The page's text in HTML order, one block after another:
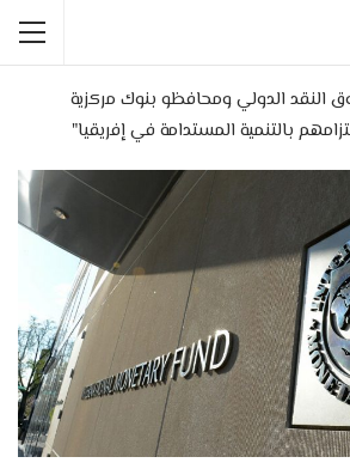
النقد الدولي ومحافظو بنوك مركزية
بالتنمية المستدامة في إفريقيا"